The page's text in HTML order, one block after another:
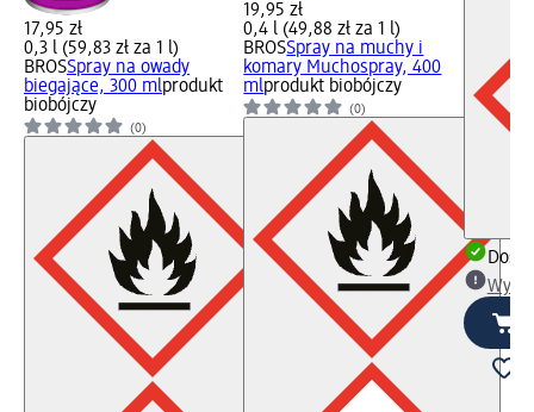
17,95 zł
0,3 l (59,83 zł za 1 l)
BROSSpray na owady
biegające, 300 mlprodukt
biobójczy
(0)
19,95 zł
0,4 l (49,88 zł za 1 l)
BROSSpray na muchy i
komary Muchospray, 400
mlprodukt biobójczy
(0)